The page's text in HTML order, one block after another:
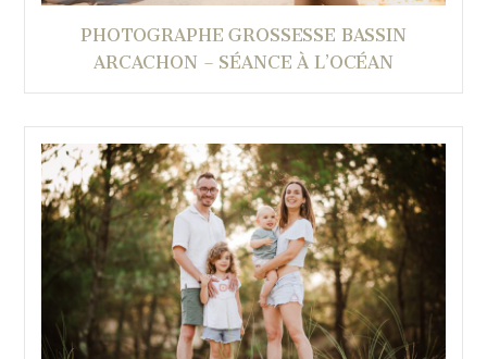
PHOTOGRAPHE GROSSESSE BASSIN
ARCACHON – SÉANCE À L’OCÉAN